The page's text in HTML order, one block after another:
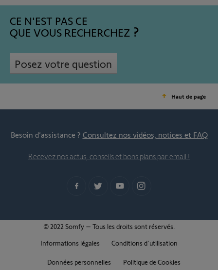
CE N'EST PAS CE
QUE VOUS RECHERCHEZ
Posez votre question
Haut de page
Besoin d’assistance ? Consultez nos vidéos, notices et FAQ
Recevez nos actus, conseils et bons plans par email !
© 2022 Somfy – Tous les droits sont réservés.
Informations légales
Conditions d'utilisation
Données personnelles Politique de Cookies